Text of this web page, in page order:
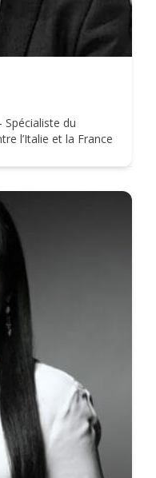
Spécialiste du
l’Italie et la France